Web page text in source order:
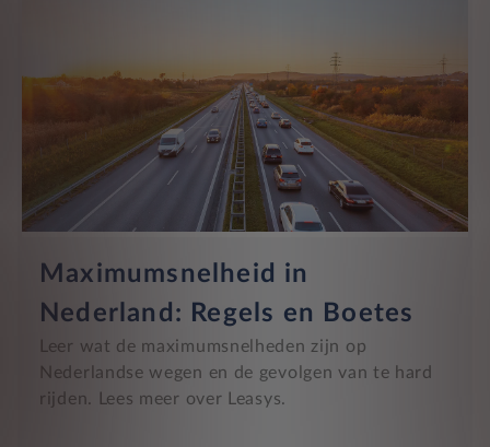
Maximumsnelheid in
Nederland: Regels en Boetes
Leer wat de maximumsnelheden zijn op
Nederlandse wegen en de gevolgen van te hard
rijden. Lees meer over Leasys.